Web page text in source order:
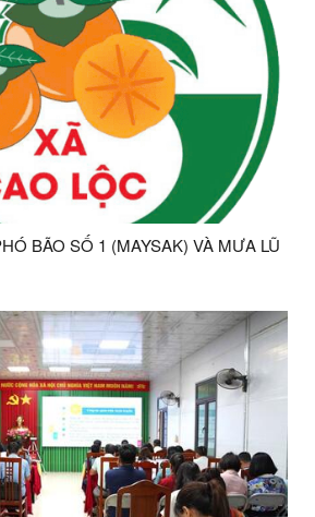
BÃO SỐ 1 (MAYSAK) VÀ MƯA LŨ